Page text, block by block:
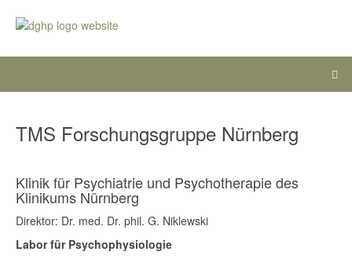
TMS Forschungsgruppe Nürnberg
Klinik für Psychiatrie und Psychotherapie des
Klinikums Nürnberg
Direktor: Dr. med. Dr. phil. G. Niklewski
Labor für Psychophysiologie